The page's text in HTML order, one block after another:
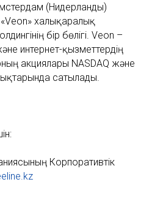
(Нидерланды)
халықаралық
бір бөлігі. Veon –
интернет-қызметтердің
акциялары NASDAQ және
сатылады.
Корпоративтік